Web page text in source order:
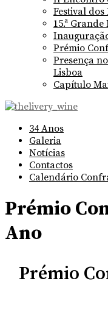
Festival dos
15.ª
Prémio
Presença
Lisboa
Capítulo
34 Anos
Galeria
Notícias
Contactos
Calendário
Prémio
Ano
Prémio